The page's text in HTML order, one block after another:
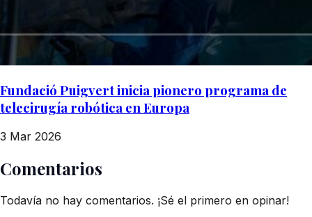
Fundació Puigvert inicia pionero programa de
telecirugía robótica en Europa
3 Mar 2026
Comentarios
Todavía no hay comentarios. ¡Sé el primero en opinar!